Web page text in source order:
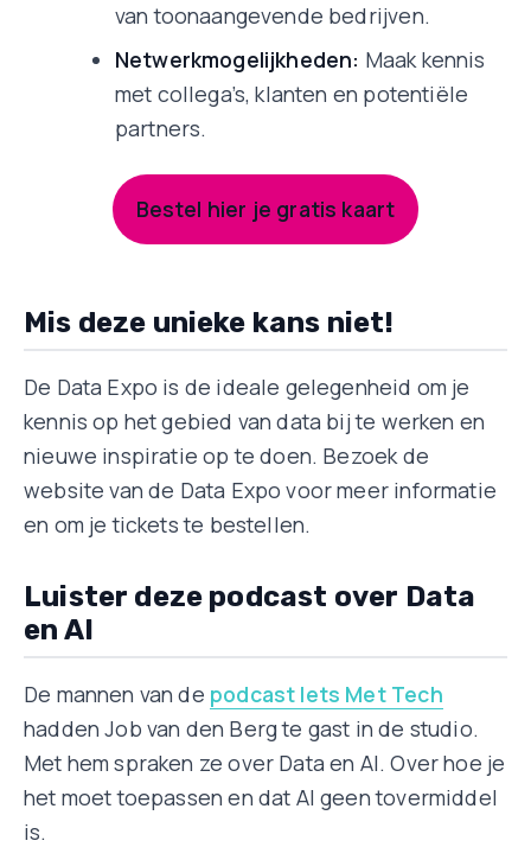
van toonaangevende bedrijven.
Netwerkmogelijkheden: Maak kennis
met collega’s, klanten en potentiële
partners.
Bestel hier je gratis kaart
Mis deze unieke kans niet!
De Data Expo is de ideale gelegenheid om je
kennis op het gebied van data bij te werken en
nieuwe inspiratie op te doen. Bezoek de
website van de Data Expo voor meer informatie
en om je tickets te bestellen.
Luister deze podcast over Data
en AI
De mannen van de podcast Iets Met Tech
hadden Job van den Berg te gast in de studio.
Met hem spraken ze over Data en AI. Over hoe je
het moet toepassen en dat AI geen tovermiddel
is.